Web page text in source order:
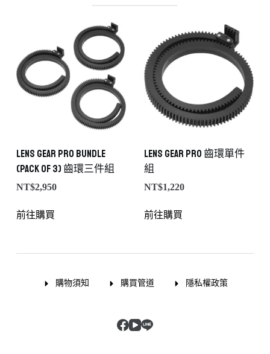
Lens Gear PRO Bundle
(Pack of 3) 齒環三件組
NT$2,950
前往購買
Lens Gear PRO 齒環單件
組
NT$1,220
前往購買
購物須知 購買管道 隱私權政策